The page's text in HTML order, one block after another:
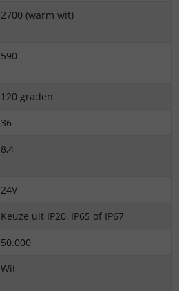
2700 (warm wit)
590
120 graden
36
8,4
24V
Keuze uit IP20, IP65 of IP67
50.000
Wit